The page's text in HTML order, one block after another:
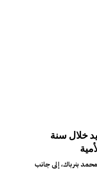
مستفيد خلال سنة
بنرباك، إلى جانب